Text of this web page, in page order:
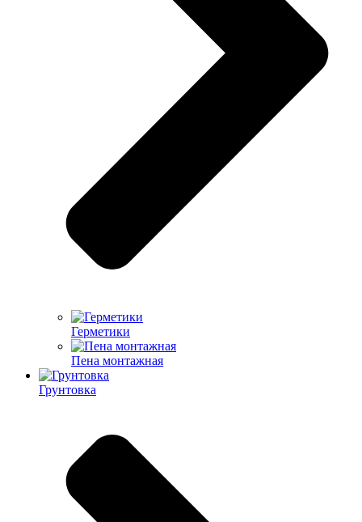
Герметики
Пена монтажная
Грунтовка